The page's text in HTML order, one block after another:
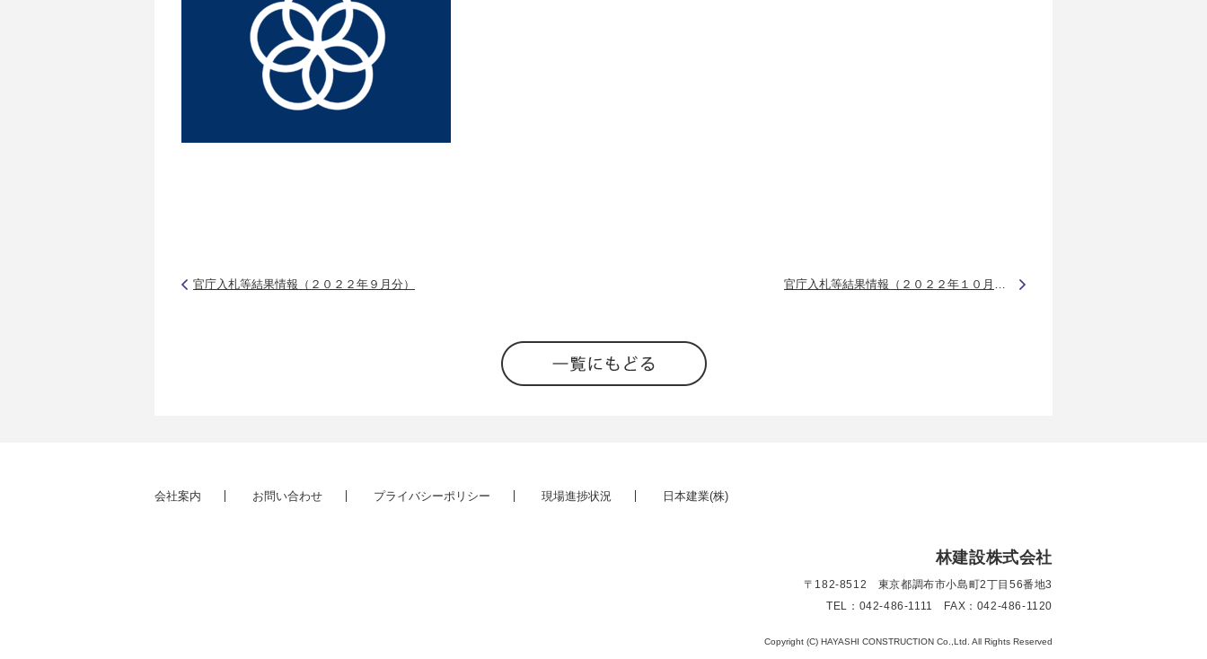
官庁入札等結果情報（２０２２年９月分） 官庁入札等結果情報（２０２２年１０月分）
会社案内 お問い合わせ プライバシーポリシー 現場進捗状況 日本建業(株)
林建設株式会社
〒182-8512 東京都調布市小島町2丁目56番地3
TEL：042-486-1111 FAX：042-486-1120
Copyright (C) HAYASHI CONSTRUCTION Co.,Ltd. All Rights Reserved